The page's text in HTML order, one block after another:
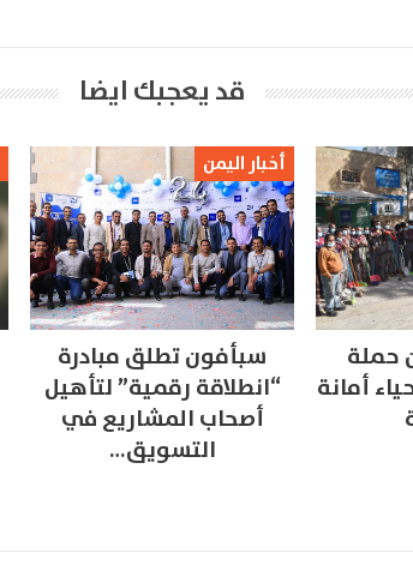
قد يعجبك ايضا
حملة
أمانة
أخبار اليمن
سبأفون تطلق مبادرة
“انطلاقة رقمية” لتأهيل
أصحاب المشاريع في
التسويق…